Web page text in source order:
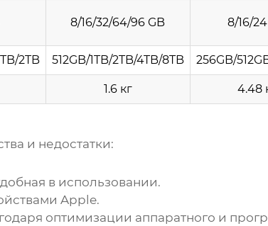
8/16/32/64/96 GB 8/16/
2TB 512GB/1TB/2TB/4TB/8TB 256GB/
1.6 кг 4.48
и недостатки:
в использовании.
Apple.
оптимизации аппаратного и